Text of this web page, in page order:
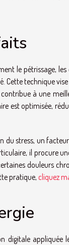
le pétrissage,
Cette technique
à une
est optimisée,
du stress, un
il procure
douleurs
pratique, cliquez
appliquée